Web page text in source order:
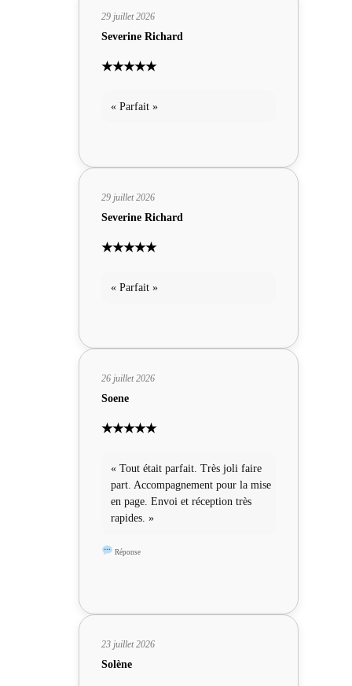
29 juillet 2026
Severine Richard
★★★★★
« Parfait »
29 juillet 2026
Severine Richard
★★★★★
« Parfait »
26 juillet 2026
Soene
★★★★★
« Tout était parfait. Très joli faire
part. Accompagnement pour la mise
en page. Envoi et réception très
rapides. »
Réponse
23 juillet 2026
Solène